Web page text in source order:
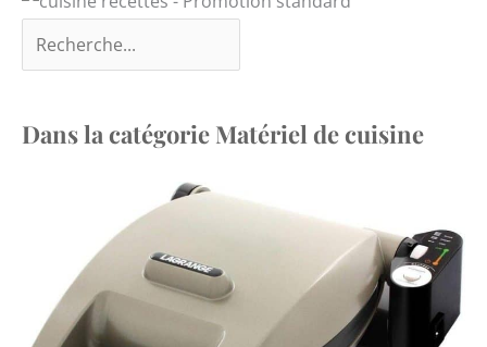
Dans la catégorie Matériel de cuisine